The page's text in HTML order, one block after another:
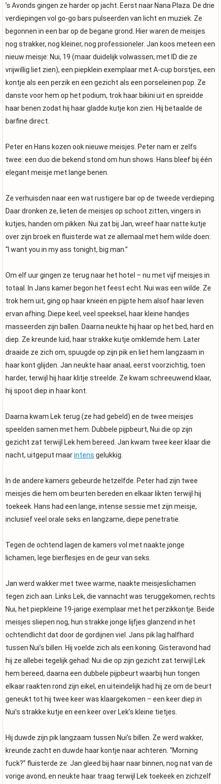
’s Avonds gingen ze harder op jacht. Eerst naar Nana Plaza. De drie
verdiepingen vol go-go bars pulseerden van licht en muziek. Ze
begonnen in een bar op de begane grond. Hier waren de meisjes
nog strakker, nog kleiner, nog professioneler. Jan koos meteen een
nieuw meisje: Nui, 19 (maar duidelijk volwassen, met ID die ze
vrijwillig liet zien), een piepklein exemplaar met A-cup borstjes, een
kontje als een perzik en een gezicht als een porseleinen pop. Ze
danste voor hem op het podium, trok haar bikini uit en spreidde
haar benen zodat hij haar gladde kutje kon zien. Hij betaalde de
barfine direct.
Peter en Hans kozen ook nieuwe meisjes. Peter nam er zelfs
twee: een duo die bekend stond om hun shows. Hans bleef bij één
elegant meisje met lange benen.
Ze verhuisden naar een wat rustigere bar op de tweede verdieping.
Daar dronken ze, lieten de meisjes op schoot zitten, vingers in
kutjes, handen om pikken. Nui zat bij Jan, wreef haar natte kutje
over zijn broek en fluisterde wat ze allemaal met hem wilde doen:
“I want you in my ass tonight, big man.”
Om elf uur gingen ze terug naar het hotel – nu met vijf meisjes in
totaal. In Jans kamer begon het feest echt. Nui was een wilde. Ze
trok hem uit, ging op haar knieën en pijpte hem alsof haar leven
ervan afhing. Diepe keel, veel speeksel, haar kleine handjes
masseerden zijn ballen. Daarna neukte hij haar op het bed, hard en
diep. Ze kreunde luid, haar strakke kutje omklemde hem. Later
draaide ze zich om, spuugde op zijn pik en liet hem langzaam in
haar kont glijden. Jan neukte haar anaal, eerst voorzichtig, toen
harder, terwijl hij haar klitje streelde. Ze kwam schreeuwend klaar,
hij spoot diep in haar kont.
Daarna kwam Lek terug (ze had gebeld) en de twee meisjes
speelden samen met hem. Dubbele pijpbeurt, Nui die op zijn
gezicht zat terwijl Lek hem bereed. Jan kwam twee keer klaar die
nacht, uitgeput maarintens gelukkig.
In de andere kamers gebeurde hetzelfde. Peter had zijn twee
meisjes die hem om beurten bereden en elkaar likten terwijl hij
toekeek. Hans had een lange, intense sessie met zijn meisje,
inclusief veel orale seks en langzame, diepe penetratie.
Tegen de ochtend lagen de kamers vol met naakte jonge
lichamen, lege bierflesjes en de geur van seks.
Jan werd wakker met twee warme, naakte meisjeslichamen
tegen zich aan. Links Lek, die vannacht was teruggekomen, rechts
Nui, het piepkleine 19-jarige exemplaar met het perzikkontje. Beide
meisjes sliepen nog, hun strakke jonge lijfjes glanzend in het
ochtendlicht dat door de gordijnen viel. Jans pik lag halfhard
tussen Nui’s billen. Hij voelde zich als een koning. Gisteravond had
hij ze allebei tegelijk gehad: Nui die op zijn gezicht zat terwijl Lek
hem bereed, daarna een dubbele pijpbeurt waarbij hun tongen
elkaar raakten rond zijn eikel, en uiteindelijk had hij ze om de beurt
geneukt tot hij twee keer was klaargekomen – een keer diep in
Nui’s strakke kutje en een keer over Lek’s kleine tietjes.
Hij duwde zijn pik langzaam tussen Nui’s billen. Ze werd wakker,
kreunde zacht en duwde haar kontje naar achteren. “Morning
fuck?” fluisterde ze. Jan gleed bij haar naar binnen, nog nat van de
vorige avond, en neukte haar traag terwijl Lek toekeek en zichzelf